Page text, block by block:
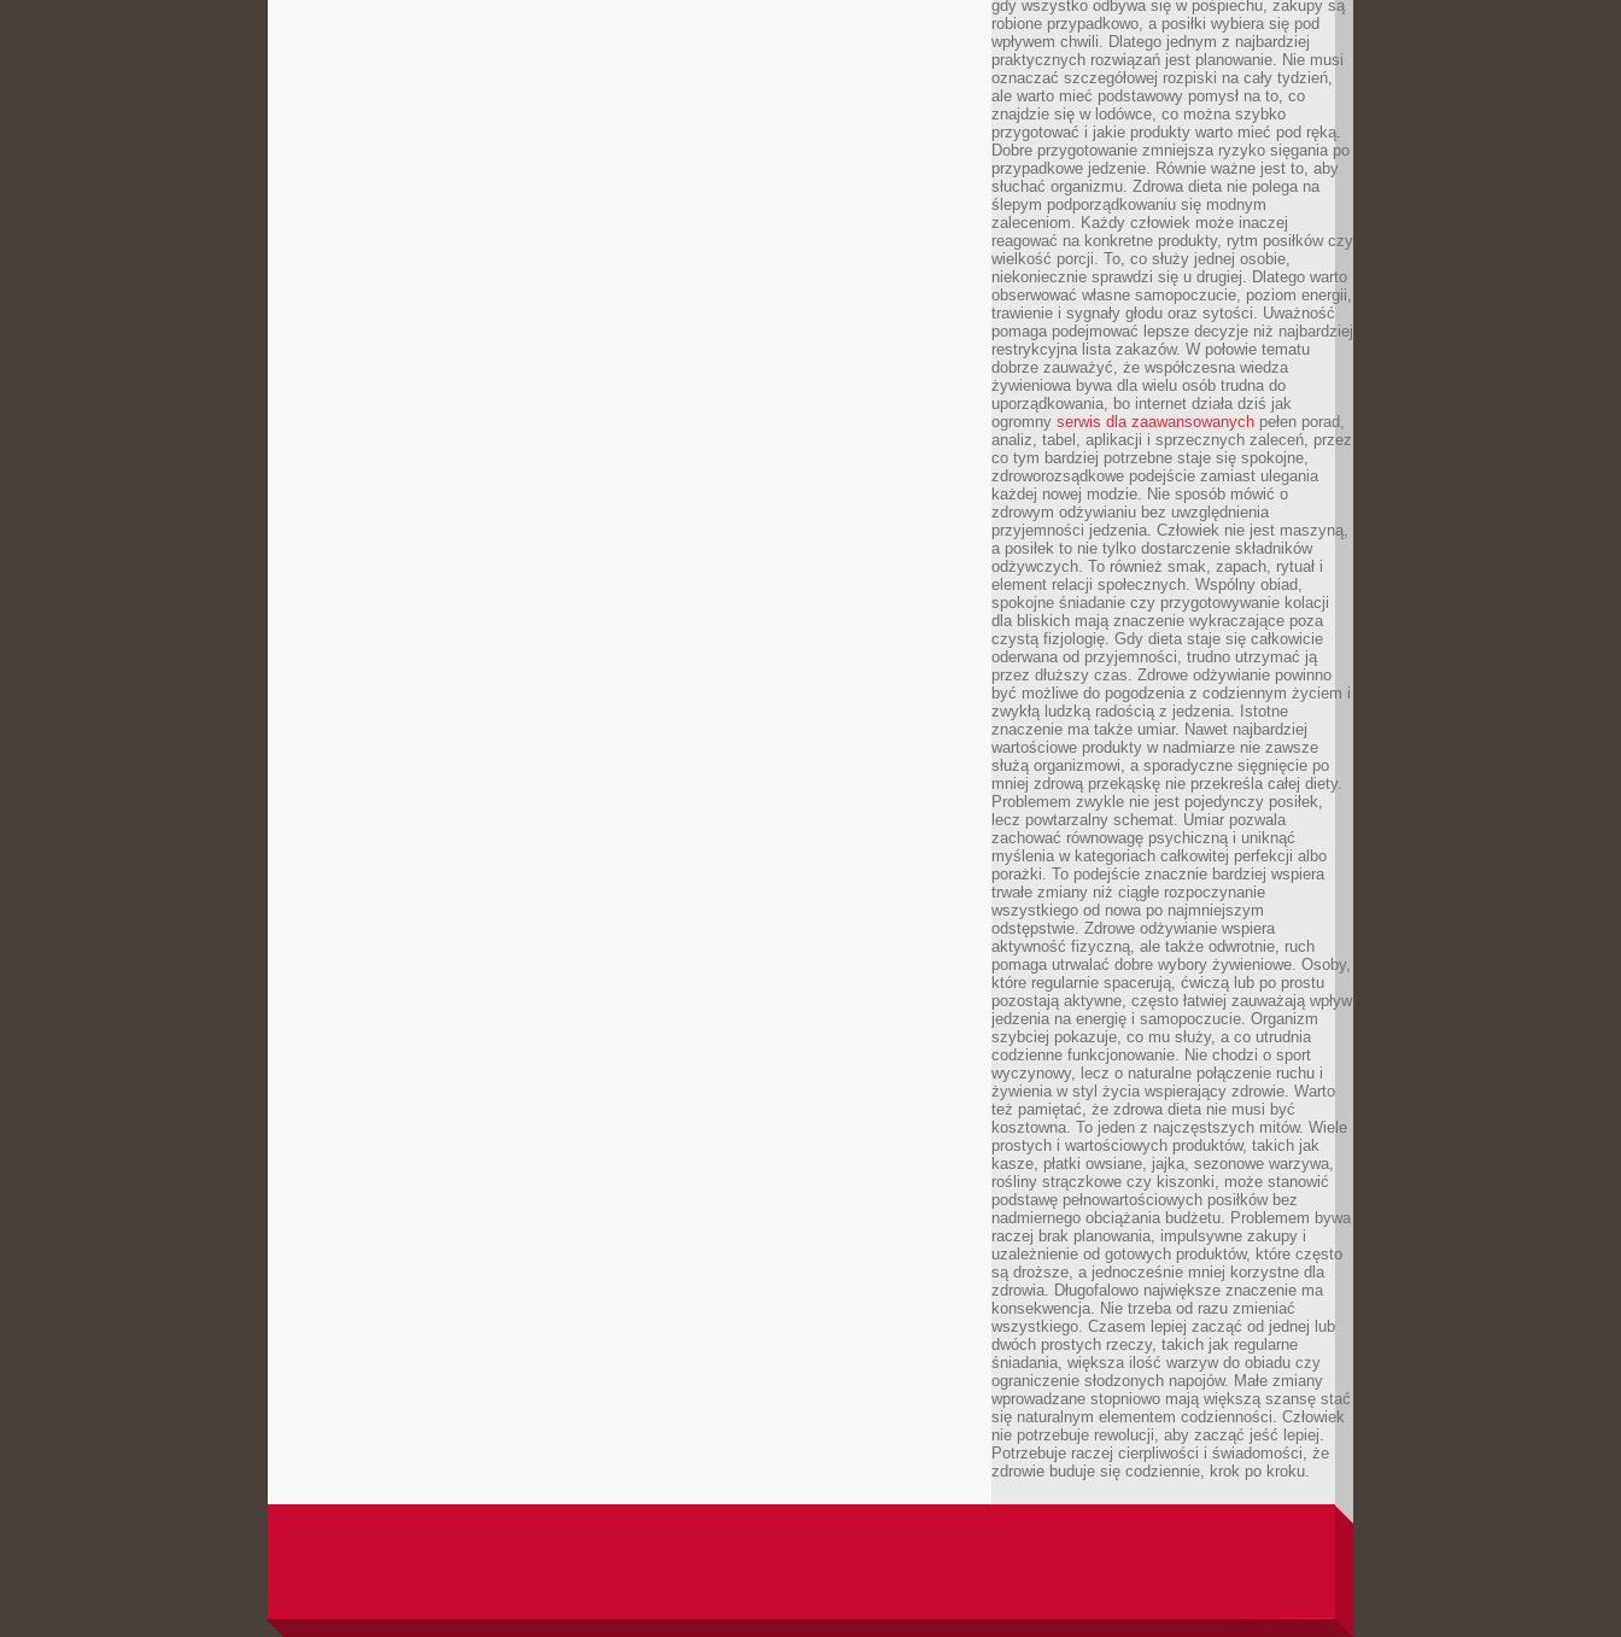
gdy wszystko odbywa się w pośpiechu, zakupy są
robione przypadkowo, a posiłki wybiera się pod
wpływem chwili. Dlatego jednym z najbardziej
praktycznych rozwiązań jest planowanie. Nie musi
oznaczać szczegółowej rozpiski na cały tydzień,
ale warto mieć podstawowy pomysł na to, co
znajdzie się w lodówce, co można szybko
przygotować i jakie produkty warto mieć pod ręką.
Dobre przygotowanie zmniejsza ryzyko sięgania po
przypadkowe jedzenie. Równie ważne jest to, aby
słuchać organizmu. Zdrowa dieta nie polega na
ślepym podporządkowaniu się modnym
zaleceniom. Każdy człowiek może inaczej
reagować na konkretne produkty, rytm posiłków czy
wielkość porcji. To, co służy jednej osobie,
niekoniecznie sprawdzi się u drugiej. Dlatego warto
obserwować własne samopoczucie, poziom energii,
trawienie i sygnały głodu oraz sytości. Uważność
pomaga podejmować lepsze decyzje niż najbardziej
restrykcyjna lista zakazów. W połowie tematu
dobrze zauważyć, że współczesna wiedza
żywieniowa bywa dla wielu osób trudna do
uporządkowania, bo internet działa dziś jak
ogromny serwis dla zaawansowanych pełen porad,
analiz, tabel, aplikacji i sprzecznych zaleceń, przez
co tym bardziej potrzebne staje się spokojne,
zdroworozsądkowe podejście zamiast ulegania
każdej nowej modzie. Nie sposób mówić o
zdrowym odżywianiu bez uwzględnienia
przyjemności jedzenia. Człowiek nie jest maszyną,
a posiłek to nie tylko dostarczenie składników
odżywczych. To również smak, zapach, rytuał i
element relacji społecznych. Wspólny obiad,
spokojne śniadanie czy przygotowywanie kolacji
dla bliskich mają znaczenie wykraczające poza
czystą fizjologię. Gdy dieta staje się całkowicie
oderwana od przyjemności, trudno utrzymać ją
przez dłuższy czas. Zdrowe odżywianie powinno
być możliwe do pogodzenia z codziennym życiem i
zwykłą ludzką radością z jedzenia. Istotne
znaczenie ma także umiar. Nawet najbardziej
wartościowe produkty w nadmiarze nie zawsze
służą organizmowi, a sporadyczne sięgnięcie po
mniej zdrową przekąskę nie przekreśla całej diety.
Problemem zwykle nie jest pojedynczy posiłek,
lecz powtarzalny schemat. Umiar pozwala
zachować równowagę psychiczną i uniknąć
myślenia w kategoriach całkowitej perfekcji albo
porażki. To podejście znacznie bardziej wspiera
trwałe zmiany niż ciągłe rozpoczynanie
wszystkiego od nowa po najmniejszym
odstępstwie. Zdrowe odżywianie wspiera
aktywność fizyczną, ale także odwrotnie, ruch
pomaga utrwalać dobre wybory żywieniowe. Osoby,
które regularnie spacerują, ćwiczą lub po prostu
pozostają aktywne, często łatwiej zauważają wpływ
jedzenia na energię i samopoczucie. Organizm
szybciej pokazuje, co mu służy, a co utrudnia
codzienne funkcjonowanie. Nie chodzi o sport
wyczynowy, lecz o naturalne połączenie ruchu i
żywienia w styl życia wspierający zdrowie. Warto
też pamiętać, że zdrowa dieta nie musi być
kosztowna. To jeden z najczęstszych mitów. Wiele
prostych i wartościowych produktów, takich jak
kasze, płatki owsiane, jajka, sezonowe warzywa,
rośliny strączkowe czy kiszonki, może stanowić
podstawę pełnowartościowych posiłków bez
nadmiernego obciążania budżetu. Problemem bywa
raczej brak planowania, impulsywne zakupy i
uzależnienie od gotowych produktów, które często
są droższe, a jednocześnie mniej korzystne dla
zdrowia. Długofalowo największe znaczenie ma
konsekwencja. Nie trzeba od razu zmieniać
wszystkiego. Czasem lepiej zacząć od jednej lub
dwóch prostych rzeczy, takich jak regularne
śniadania, większa ilość warzyw do obiadu czy
ograniczenie słodzonych napojów. Małe zmiany
wprowadzane stopniowo mają większą szansę stać
się naturalnym elementem codzienności. Człowiek
nie potrzebuje rewolucji, aby zacząć jeść lepiej.
Potrzebuje raczej cierpliwości i świadomości, że
zdrowie buduje się codziennie, krok po kroku.